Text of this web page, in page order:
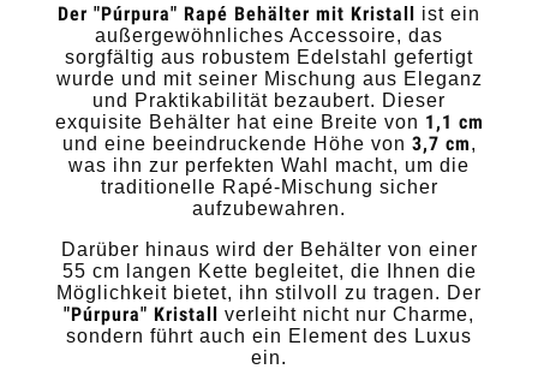
Der "Púrpura" Rapé Behälter mit Kristall ist ein
außergewöhnliches Accessoire, das
sorgfältig aus robustem Edelstahl gefertigt
wurde und mit seiner Mischung aus Eleganz
und Praktikabilität bezaubert. Dieser
exquisite Behälter hat eine Breite von 1,1 cm
und eine beeindruckende Höhe von 3,7 cm,
was ihn zur perfekten Wahl macht, um die
traditionelle Rapé-Mischung sicher
aufzubewahren.
Darüber hinaus wird der Behälter von einer
55 cm langen Kette begleitet, die Ihnen die
Möglichkeit bietet, ihn stilvoll zu tragen. Der
"Púrpura" Kristall verleiht nicht nur Charme,
sondern führt auch ein Element des Luxus
ein.